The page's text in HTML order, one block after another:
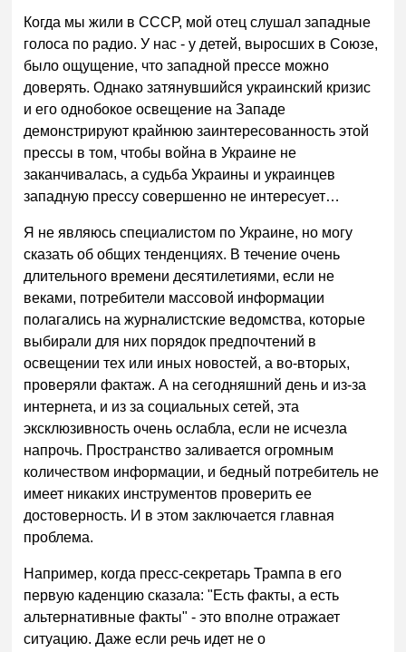
Когда мы жили в СССР, мой отец слушал западные
голоса по радио. У нас - у детей, выросших в Союзе,
было ощущение, что западной прессе можно
доверять. Однако затянувшийся украинский кризис
и его однобокое освещение на Западе
демонстрируют крайнюю заинтересованность этой
прессы в том, чтобы война в Украине не
заканчивалась, а судьба Украины и украинцев
западную прессу совершенно не интересует…
Я не являюсь специалистом по Украине, но могу
сказать об общих тенденциях. В течение очень
длительного времени десятилетиями, если не
веками, потребители массовой информации
полагались на журналистские ведомства, которые
выбирали для них порядок предпочтений в
освещении тех или иных новостей, а во-вторых,
проверяли фактаж. А на сегодняшний день и из-за
интернета, и из за социальных сетей, эта
эксклюзивность очень ослабла, если не исчезла
напрочь. Пространство заливается огромным
количеством информации, и бедный потребитель не
имеет никаких инструментов проверить ее
достоверность. И в этом заключается главная
проблема.
Например, когда пресс-секретарь Трампа в его
первую каденцию сказала: "Есть факты, а есть
альтернативные факты" - это вполне отражает
ситуацию. Даже если речь идет не о